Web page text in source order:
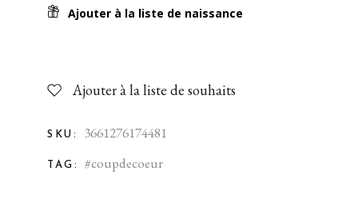
Ajouter à la liste de naissance
Ajouter à la liste de souhaits
SKU: 3661276174481
TAG: #coupdecoeur